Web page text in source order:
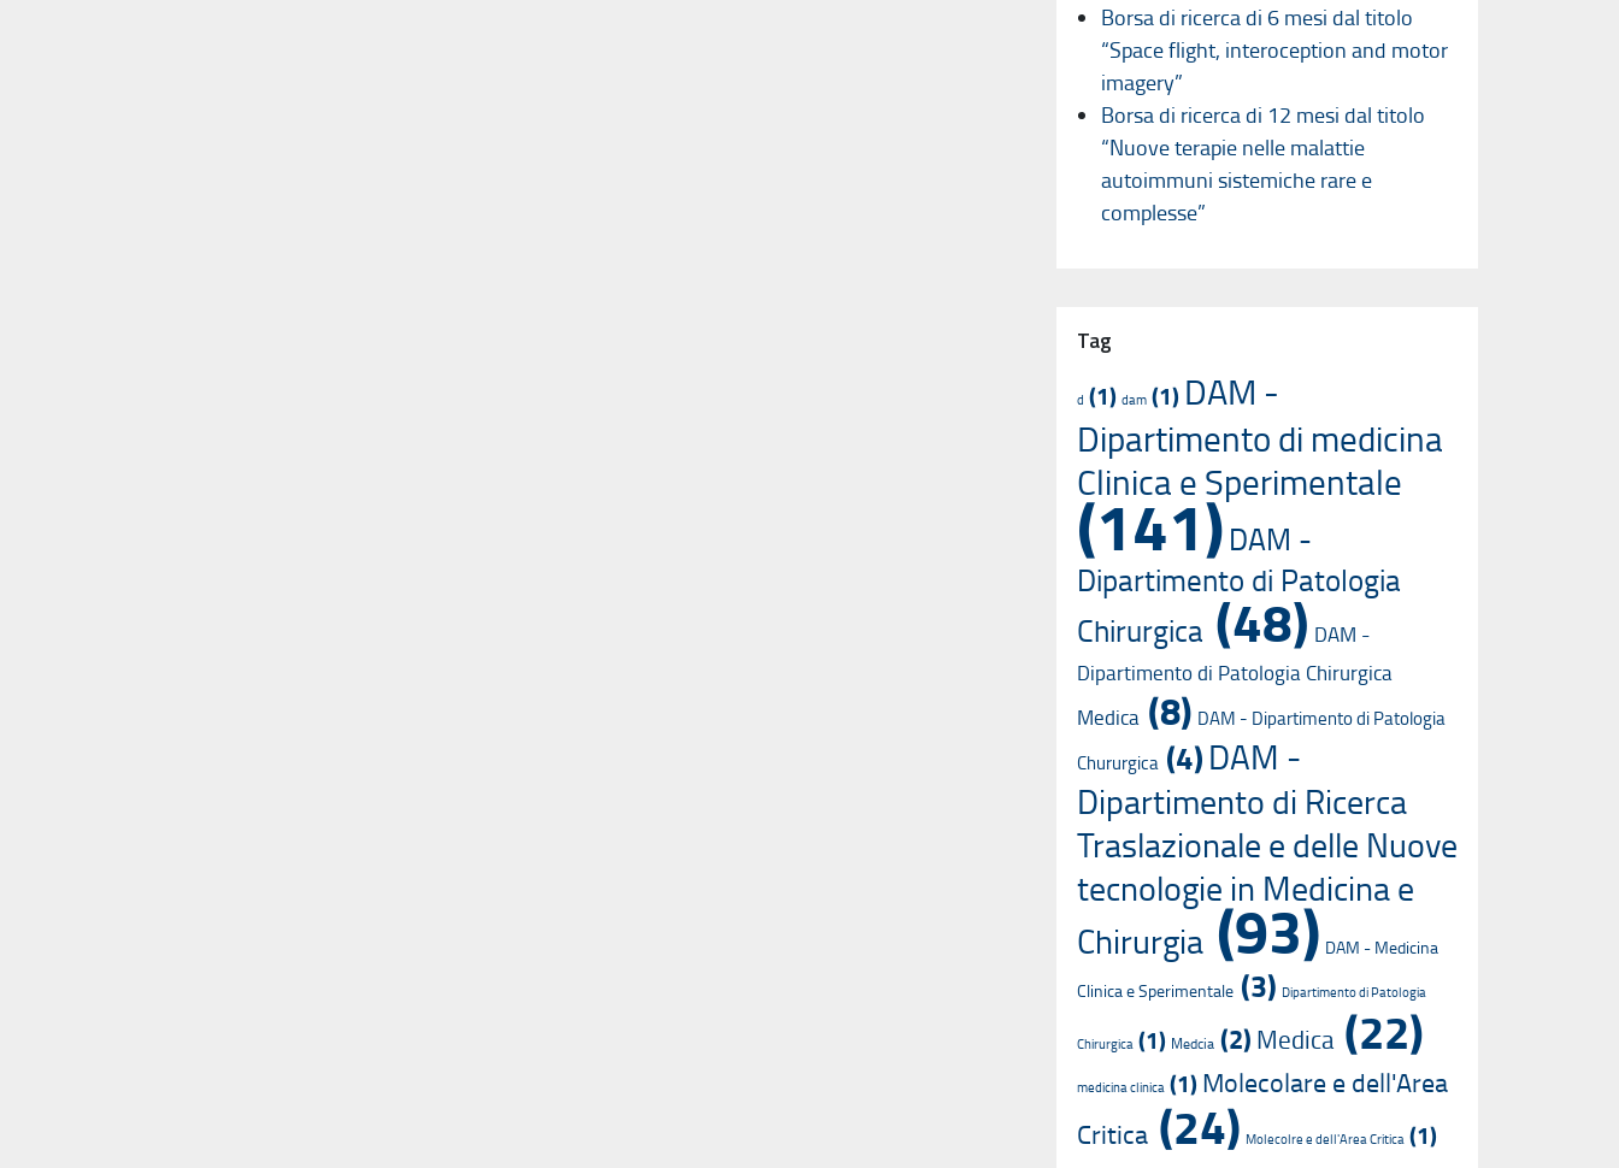
Borsa di ricerca di 6 mesi dal titolo
“Space flight, interoception and motor
imagery”
Borsa di ricerca di 12 mesi dal titolo
“Nuove terapie nelle malattie
autoimmuni sistemiche rare e
complesse”
Tag
d (1) dam (1) DAM -
Dipartimento di medicina
Clinica e Sperimentale
(141) DAM -
Dipartimento di Patologia
Chirurgica (48) DAM -
Dipartimento di Patologia Chirurgica
Medica (8) DAM - Dipartimento di Patologia
Chururgica (4)DAM -
Dipartimento di Ricerca
Traslazionale e delle Nuove
tecnologie in Medicina e
Chirurgia(93) DAM - Medicina
Clinica e Sperimentale (3) Dipartimento di Patologia
Chirurgica (1) Medcia (2) Medica (22)
medicina clinica (1)Molecolare e dell'Area
Critica (24) Molecolre e dell'Area Critica (1)